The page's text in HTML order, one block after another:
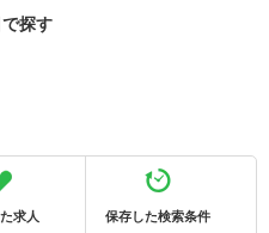
探す
求人 保存した検索条件